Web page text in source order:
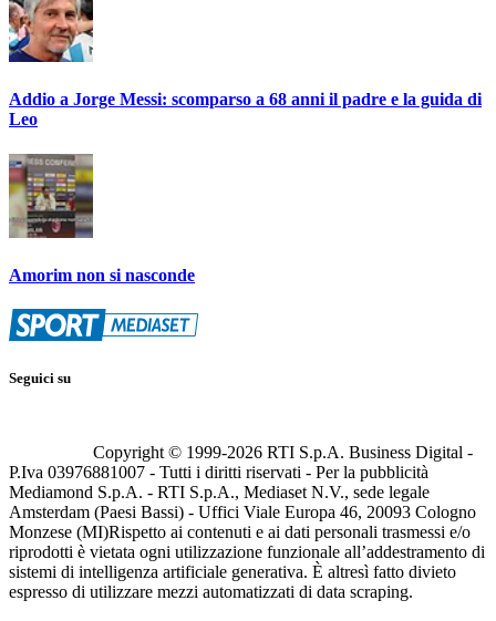
Addio a Jorge Messi: scomparso a 68 anni il padre e la guida di
Leo
Amorim non si nasconde
Seguici su
Copyright © 1999-2026 RTI S.p.A. Business Digital -
P.Iva 03976881007 - Tutti i diritti riservati - Per la pubblicità
Mediamond S.p.A. - RTI S.p.A., Mediaset N.V., sede legale
Amsterdam (Paesi Bassi) - Uffici Viale Europa 46, 20093 Cologno
Monzese (MI)Rispetto ai contenuti e ai dati personali trasmessi e/o
riprodotti è vietata ogni utilizzazione funzionale all’addestramento di
sistemi di intelligenza artificiale generativa. È altresì fatto divieto
espresso di utilizzare mezzi automatizzati di data scraping.